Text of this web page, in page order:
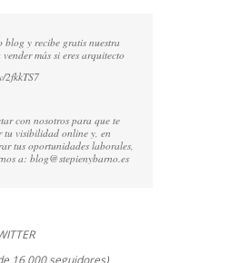
blog y recibe gratis nuestra
más si eres arquitecto
2fkkTS7
con nosotros para que te
tu visibilidad online y, en
tus oportunidades laborales,
a: blog@stepienybarno.es
16.000 seguidores)